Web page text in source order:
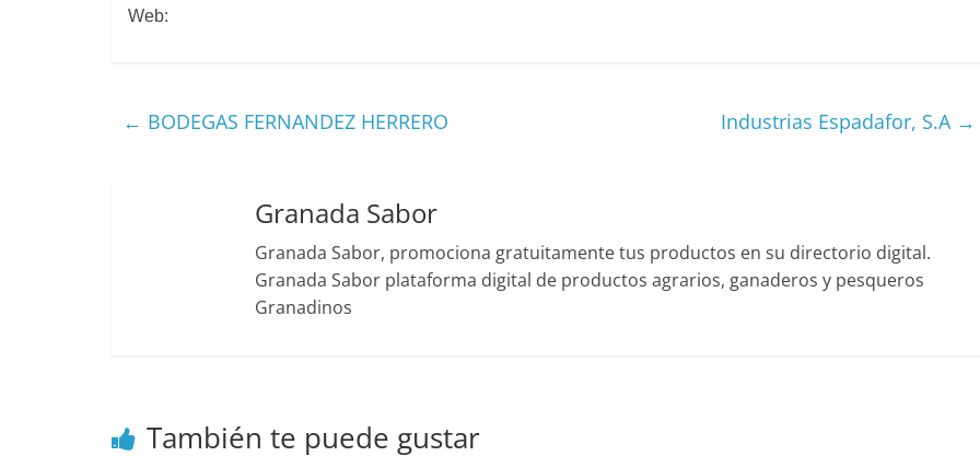
Web:
← BODEGAS FERNANDEZ HERRERO Industrias Espadafor, S.A →
Granada Sabor
Granada Sabor, promociona gratuitamente tus productos en su directorio digital.
Granada Sabor plataforma digital de productos agrarios, ganaderos y pesqueros
Granadinos
También te puede gustar